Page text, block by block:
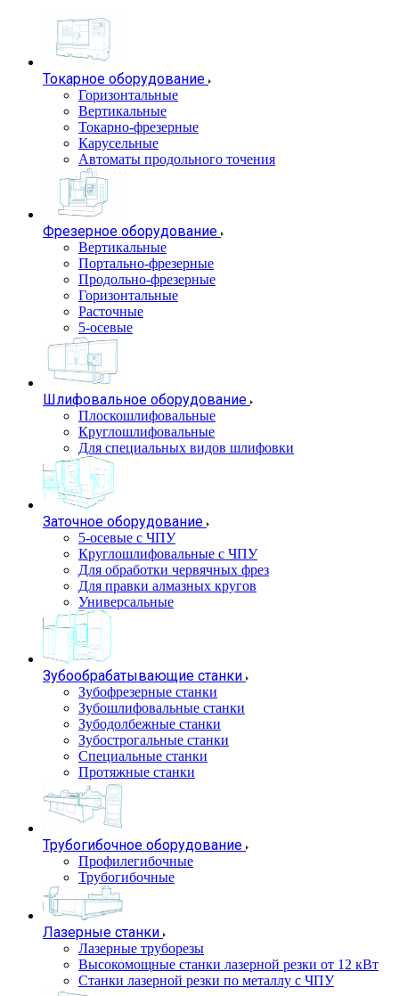
Токарное оборудование
Горизонтальные
Вертикальные
Токарно-фрезерные
Карусельные
Автоматы продольного точения
Фрезерное оборудование
Вертикальные
Портально-фрезерные
Продольно-фрезерные
Горизонтальные
Расточные
5-осевые
Шлифовальное оборудование
Плоскошлифовальные
Круглошлифовальные
Для специальных видов шлифовки
Заточное оборудование
5-осевые с ЧПУ
Круглошлифовальные с ЧПУ
Для обработки червячных фрез
Для правки алмазных кругов
Универсальные
Зубообрабатывающие станки
Зубофрезерные станки
Зубошлифовальные станки
Зубодолбежные станки
Зубострогальные станки
Специальные станки
Протяжные станки
Трубогибочное оборудование
Профилегибочные
Трубогибочные
Лазерные станки
Лазерные труборезы
Высокомощные станки лазерной резки от 12 кВт
Станки лазерной резки по металлу с ЧПУ